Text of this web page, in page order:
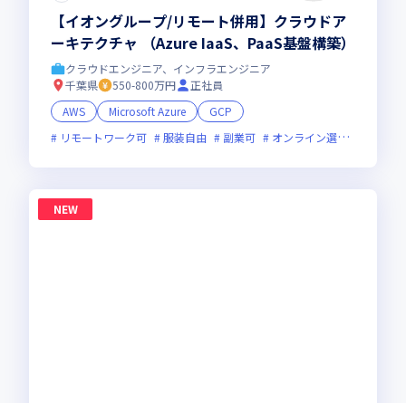
【イオングループ/リモート併用】クラウドア
ーキテクチャ （Azure IaaS、PaaS基盤構築）
クラウドエンジニア、インフラエンジニア
千葉県
550-800万円
正社員
AWS
Microsoft Azure
GCP
リモートワーク可
服装自由 副業可 オンライン選考可
NEW